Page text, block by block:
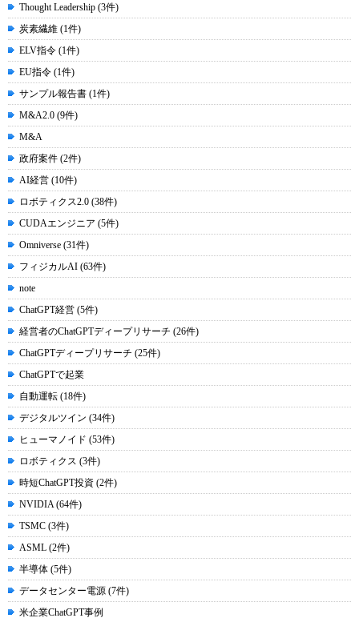
Thought Leadership (3件)
炭素繊維 (1件)
ELV指令 (1件)
EU指令 (1件)
サンプル報告書 (1件)
M&A2.0 (9件)
M&A
政府案件 (2件)
AI経営 (10件)
ロボティクス2.0 (38件)
CUDAエンジニア (5件)
Omniverse (31件)
フィジカルAI (63件)
note
ChatGPT経営 (5件)
経営者のChatGPTディープリサーチ (26件)
ChatGPTディープリサーチ (25件)
ChatGPTで起業
自動運転 (18件)
デジタルツイン (34件)
ヒューマノイド (53件)
ロボティクス (3件)
時短ChatGPT投資 (2件)
NVIDIA (64件)
TSMC (3件)
ASML (2件)
半導体 (5件)
データセンター電源 (7件)
米企業ChatGPT事例